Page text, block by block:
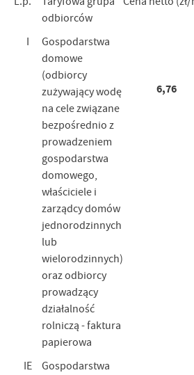
odbiorców
I
Gospodarstwa
domowe
(odbiorcy
zużywający wodę
na cele związane
bezpośrednio z
prowadzeniem
gospodarstwa
domowego,
właściciele i
zarządcy domów
jednorodzinnych
lub
wielorodzinnych)
oraz odbiorcy
prowadzący
działalność
rolniczą - faktura
papierowa
6,76
IE
Gospodarstwa